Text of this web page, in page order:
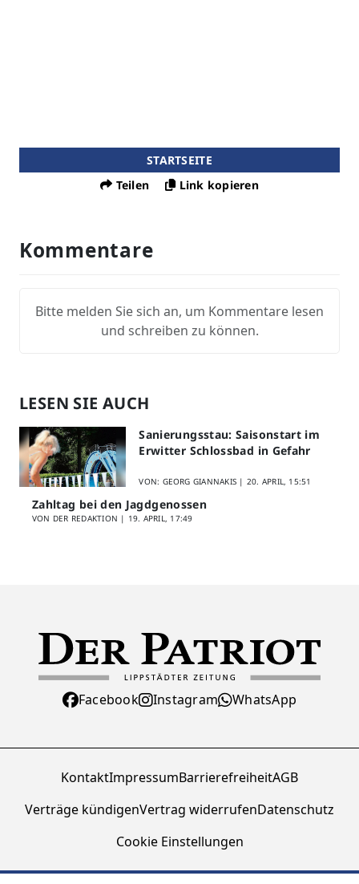
STARTSEITE
Teilen
Link kopieren
Kommentare
Bitte melden Sie sich an, um Kommentare lesen
und schreiben zu können.
LESEN SIE AUCH
Sanierungsstau: Saisonstart im
Erwitter Schlossbad in Gefahr
VON: GEORG GIANNAKIS | 20. APRIL, 15:51
Zahltag bei den Jagdgenossen
VON DER REDAKTION | 19. APRIL, 17:49
Facebook Instagram WhatsApp
KontaktImpressumBarrierefreiheitAGB
Verträge kündigenVertrag widerrufenDatenschutz
Cookie Einstellungen